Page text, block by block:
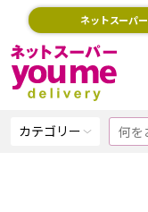
ネットスーパー
カテゴリー